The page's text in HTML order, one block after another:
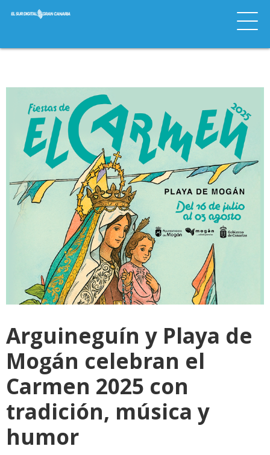
Arguineguín y Playa de
Mogán celebran el
Carmen 2025 con
tradición, música y
humor